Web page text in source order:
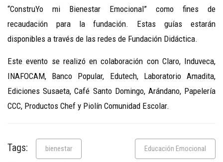
“ConstruYo mi Bienestar Emocional” como fines de
recaudación para la fundación. Estas guías estarán
disponibles a través de las redes de Fundación Didáctica.
Este evento se realizó en colaboración con Claro, Induveca,
INAFOCAM, Banco Popular, Edutech, Laboratorio Amadita,
Ediciones Susaeta, Café Santo Domingo, Arándano, Papelería
CCC, Productos Chef y Piolín Comunidad Escolar.
Tags: bienestar Educación Emocional